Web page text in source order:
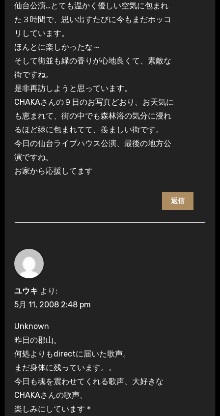
仙台公演…とても温かく優しい空気に包まれ
た３時間で、思い出すたびに今もまだホッコ
リしています。
ほんとに楽しかったな～
そして街並も緑の香りが心地良くて、素敵な
街ですね。
是非再訪しようと思っています。
CHAKAさんの９日のお写真どおり、お天気に
も恵まれて、街の中でも森林浴の気分に浸れ
るほど緑に包まれてて、羨ましい街です。
今日の仙台ライブハウス公演、最後の地方公
演ですね。
お家から応援してます
返信
ユウキ より:
5月 11, 2008 2:48 pm
Unknown
昨日の郡山。
何処よりもdirectに届いた歌声。
まだ身体に残っています。。
今日も魂を震わせてくれる歌声、大好きな
CHAKAさんの歌声、
楽しみにしています＊